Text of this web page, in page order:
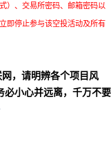
）、交易所密码、邮箱密码以
即停止参与该空投活动及所有
，请明辨各个项目风
必小心并远离，千万不要